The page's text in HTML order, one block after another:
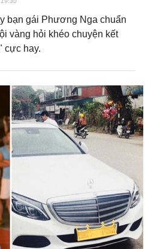
bạn gái Phương Nga chuẩn
vàng hỏi khéo chuyện kết
cực hay.